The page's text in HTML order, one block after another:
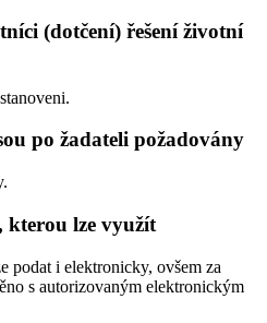
(dotčení) řešení životní
po žadateli požadovány
kterou lze využít
podat i elektronicky, ovšem za
s autorizovaným elektronickým